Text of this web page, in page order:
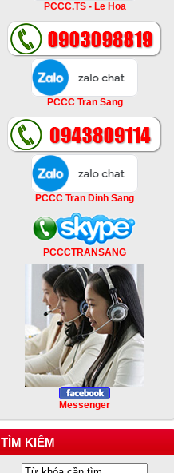
PCCC.TS - Le Hoa
PCCC Tran Sang
PCCC Tran Dinh Sang
PCCCTRANSANG
Messenger
TÌM KIẾM